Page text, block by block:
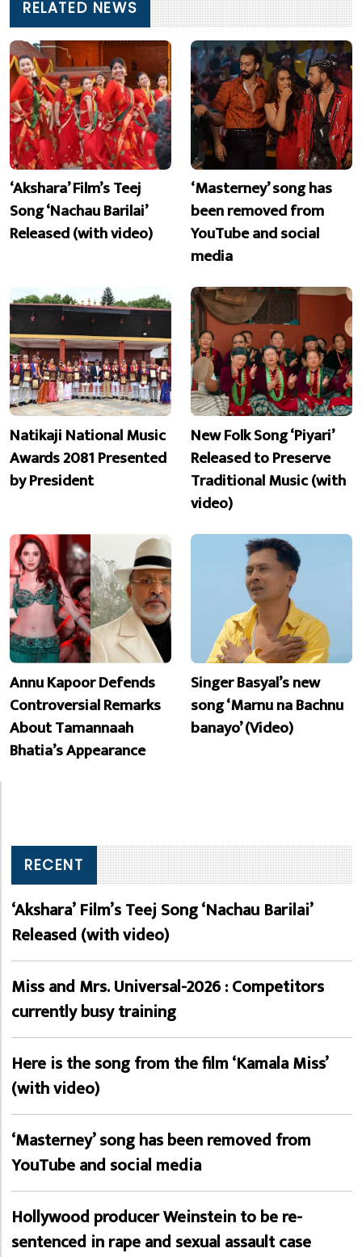
RELATED NEWS
‘Akshara’ Film’s Teej
Song ‘Nachau Barilai’
Released (with video)
‘Masterney’ song has
been removed from
YouTube and social
media
Natikaji National Music
Awards 2081 Presented
by President
New Folk Song ‘Piyari’
Released to Preserve
Traditional Music (with
video)
Annu Kapoor Defends
Controversial Remarks
About Tamannaah
Bhatia’s Appearance
Singer Basyal’s new
song ‘Marnu na Bachnu
banayo’ (Video)
RECENT
‘Akshara’ Film’s Teej Song ‘Nachau Barilai’
Released (with video)
Miss and Mrs. Universal-2026 : Competitors
currently busy training
Here is the song from the film ‘Kamala Miss’
(with video)
‘Masterney’ song has been removed from
YouTube and social media
Hollywood producer Weinstein to be re-
sentenced in rape and sexual assault case